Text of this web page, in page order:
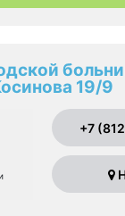
19/9
+7